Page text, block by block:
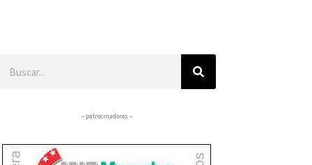
– patrocinadores –